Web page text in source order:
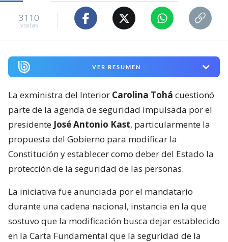
3110
visitas
VER RESUMEN
La exministra del Interior Carolina Tohá cuestionó
parte de la agenda de seguridad impulsada por el
presidente José Antonio Kast, particularmente la
propuesta del Gobierno para modificar la
Constitución y establecer como deber del Estado la
protección de la seguridad de las personas.
La iniciativa fue anunciada por el mandatario
durante una cadena nacional, instancia en la que
sostuvo que la modificación busca dejar establecido
en la Carta Fundamental que la seguridad de la